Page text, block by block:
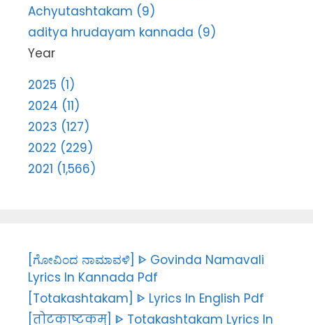
Achyutashtakam (9)
aditya hrudayam kannada (9)
Year
2025 (1)
2024 (11)
2023 (127)
2022 (229)
2021 (1,566)
[ಗೋವಿಂದ ನಾಮಾವಳಿ] ᐈ Govinda Namavali
Lyrics In Kannada Pdf
[Totakashtakam] ᐈ Lyrics In English Pdf
[तोटकाष्टकम्] ᐈ Totakashtakam Lyrics In